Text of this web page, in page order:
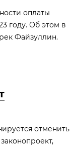
оплаты
году. Об этом в
Файзуллин.
отменить